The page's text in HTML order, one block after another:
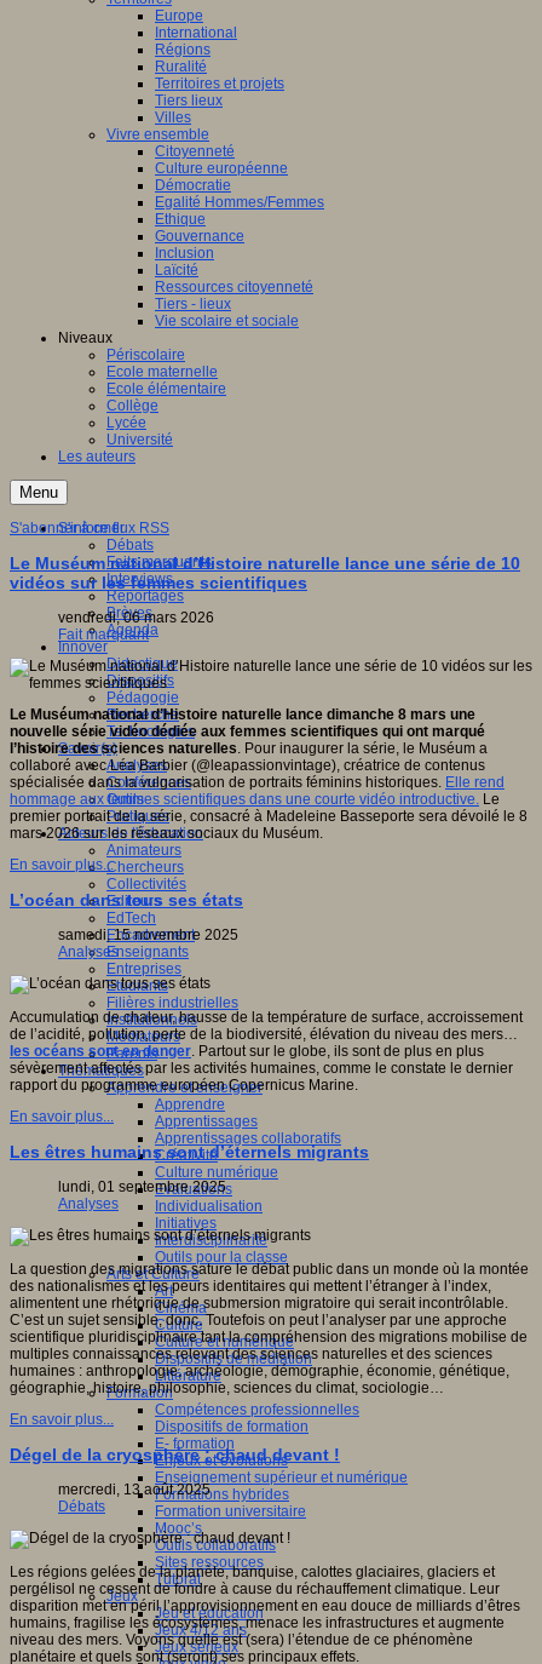
Europe
International
Régions
Ruralité
Territoires et projets
Tiers lieux
Villes
Vivre ensemble
Citoyenneté
Culture européenne
Démocratie
Egalité Hommes/Femmes
Ethique
Gouvernance
Inclusion
Laïcité
Ressources citoyenneté
Tiers - lieux
Vie scolaire et sociale
Niveaux
Périscolaire
Ecole maternelle
Ecole élémentaire
Collège
Lycée
Université
Les auteurs
Menu
S'informer
Débats
Faits marquants
Interviews
Reportages
Brèves
Agenda
Innover
Didactique
Dispositifs
Pédagogie
Recherche
Technologies
Savoir(s)
Analyses
Conférences
Outils
Pratiques
Acteurs de l'éducation
Animateurs
Chercheurs
Collectivités
Editeurs
EdTech
Encadrement
Enseignants
Entreprises
Etudiants
Filières industrielles
Institutionnels
Médiateurs
Parents
Thématiques
Apprendre et enseigner
Apprendre
Apprentissages
Apprentissages collaboratifs
Créativité
Culture numérique
Evaluations
Individualisation
Initiatives
Interdisciplinarité
Outils pour la classe
Arts et Culture
Art
Cinéma
Culture
Culture et numérique
Dispositifs de médiation
Littérature
Formation
Compétences professionnelles
Dispositifs de formation
E- formation
Enjeux et évolutions
Enseignement supérieur et numérique
Formations hybrides
Formation universitaire
Mooc’s
Outils collaboratifs
Sites ressources
Tutorat
Jeux
Jeu et éducation
Jeux 4/12 ans
Jeux sérieux
S'abonner à ce flux RSS
Le Muséum national d’Histoire naturelle lance une série de 10
vidéos sur les femmes scientifiques
vendredi, 06 mars 2026
Fait marquant
Le Muséum national d’Histoire naturelle lance dimanche 8 mars une
nouvelle série vidéo dédiée aux femmes scientifiques qui ont marqué
l’histoire des sciences naturelles. Pour inaugurer la série, le Muséum a
collaboré avec Léa Barbier (@leapassionvintage), créatrice de contenus
spécialisée dans la vulgarisation de portraits féminins historiques. Elle rend
hommage aux femmes scientifiques dans une courte vidéo introductive. Le
premier portrait de la série, consacré à Madeleine Basseporte sera dévoilé le 8
mars 2026 sur les réseaux sociaux du Muséum.
En savoir plus...
L’océan dans tous ses états
samedi, 15 novembre 2025
Analyses
Accumulation de chaleur, hausse de la température de surface, accroissement
de l’acidité, pollution, perte de la biodiversité, élévation du niveau des mers…
les océans sont en danger. Partout sur le globe, ils sont de plus en plus
sévèrement affectés par les activités humaines, comme le constate le dernier
rapport du programme européen Copernicus Marine.
En savoir plus...
Les êtres humains sont d’éternels migrants
lundi, 01 septembre 2025
Analyses
La question des migrations sature le débat public dans un monde où la montée
des nationalismes et les peurs identitaires qui mettent l’étranger à l’index,
alimentent une rhétorique de submersion migratoire qui serait incontrôlable.
C’est un sujet sensible, donc. Toutefois on peut l’analyser par une approche
scientifique pluridisciplinaire tant la compréhension des migrations mobilise de
multiples connaissances relevant des sciences naturelles et des sciences
humaines : anthropologie, archéologie, démographie, économie, génétique,
géographie, histoire, philosophie, sciences du climat, sociologie…
En savoir plus...
Dégel de la cryosphère : chaud devant !
mercredi, 13 août 2025
Débats
Les régions gelées de la planète, banquise, calottes glaciaires, glaciers et
pergélisol ne cessent de fondre à cause du réchauffement climatique. Leur
disparition met en péril l’approvisionnement en eau douce de milliards d’êtres
humains, fragilise les écosystèmes, menace les infrastructures et augmente
niveau des mers. Voyons quelle est (sera) l’étendue de ce phénomène
planétaire et quels sont (seront) ses principaux effets.